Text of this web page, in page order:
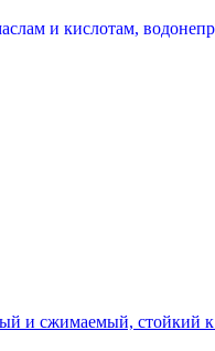
и кислотам,
и сжимаемый, стойкий